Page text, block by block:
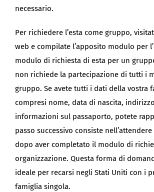
necessario.
Per richiedere l’esta come gruppo,
web e compilate l’apposito modulo per
modulo di richiesta di esta per un
non richiede la partecipazione di tutti i
gruppo. Se avete tutti i dati della vostra
compresi nome, data di nascita,
informazioni sul passaporto, potete
passo successivo consiste
dopo aver completato il modulo di
organizzazione. Questa forma di
ideale per recarsi negli Stati Uniti con i
famiglia singola.